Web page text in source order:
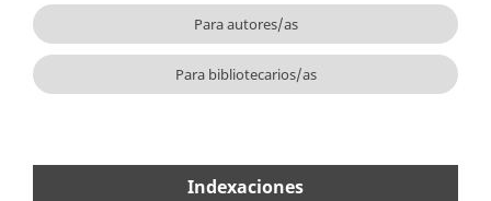
Para autores/as
Para bibliotecarios/as
Indexaciones